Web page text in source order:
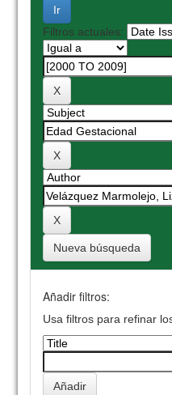
Filtros actuales:
Nueva búsqueda
Añadir filtros:
Usa filtros para refinar